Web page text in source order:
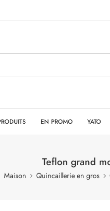
EN PROMO YATO
Teflon grand
Maison Quincaillerie en gros